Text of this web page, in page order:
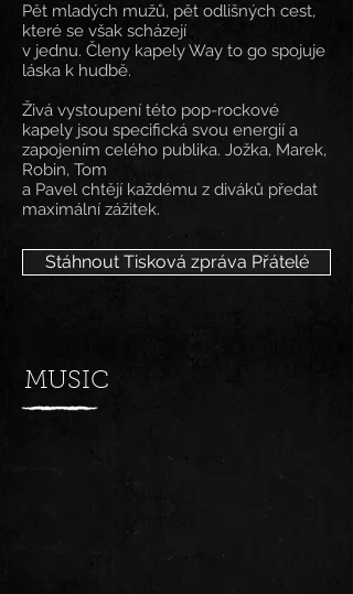
Pět mladých mužů, pět odlišných cest,
které se však scházejí
v jednu. Členy kapely Way to go spojuje
láska k hudbě.
Živá vystoupení této pop-rockové
kapely jsou specifická svou energií a
zapojením celého publika. Jožka, Marek,
Robin, Tom
a Pavel chtějí každému z diváků předat
maximální zážitek.
Stáhnout Tisková zpráva Přátelé
MUSIC